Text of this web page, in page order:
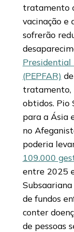
tratamento
vacinação e
sofrerão
Presidential
(PEPFAR)
tratamento,
obtidos. Pio
para a Ásia
no
poderia
109.000
entre 2025
de fundos
conter
de pessoas